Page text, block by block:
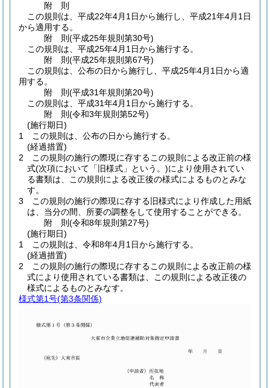
附 則
この規則は、平成22年4月1日から施行し、平成21年4月1日
から適用する。
附 則(平成25年規則第30号)
この規則は、平成25年4月1日から施行する。
附 則(平成25年規則第67号)
この規則は、公布の日から施行し、平成25年4月1日から適
用する。
附 則(平成31年規則第20号)
この規則は、平成31年4月1日から施行する。
附 則(令和3年規則第52号)
(施行期日)
1
この規則は、公布の日から施行する。
(経過措置)
2
この規則の施行の際現に存するこの規則による改正前の様
式(次項において「旧様式」という。)により使用されてい
る書類は、この規則による改正後の様式によるものとみな
す。
3
この規則の施行の際現に存する旧様式により作成した用紙
は、当分の間、所要の調整をして使用することができる。
附 則(令和8年規則第27号)
(施行期日)
1
この規則は、令和8年4月1日から施行する。
(経過措置)
2
この規則の施行の際現に存するこの規則による改正前の様
式により使用されている書類は、この規則による改正後の
様式によるものとみなす。
様式第1号(第3条関係)